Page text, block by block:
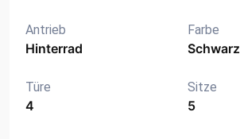
Antrieb
Hinterrad
Farbe
Schwarz
Türe
4
Sitze
5